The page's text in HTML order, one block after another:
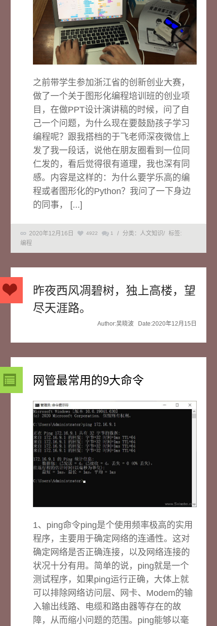
之前带学生参加浙江省的创新创业大赛，
做了一个关于图形化编程培训班的创业项
目，在做PPT设计演讲稿的时候，问了自
己一个问题，为什么现在要鼓励孩子学习
编程呢？跟我搭档的于飞老师深夜微信上
发了我一段话，说他在朋友圈看到一位同
仁发的，看后觉得很有道理，我也深有同
感。内容是这样的：为什么要学乐高的编
程或者图形化的Python？我问了一下身边
的同事， [...]
2020年12月16日 4922 1 / 分类：人文知识/
标签:
编程
昨夜西风凋碧树，独上高楼，望
尽天涯路。
Author:吴晓波 Date:2020年12月15日
网管最常用的9大命令
1、ping命令ping是个使用频率极高的实用
程序，主要用于确定网络的连通性。这对
确定网络是否正确连接，以及网络连接的
状况十分有用。简单的说，ping就是一个
测试程序，如果ping运行正确，大体上就
可以排除网络访问层、网卡、Modem的输
入输出线路、电缆和路由器等存在的故
障，从而缩小问题的范围。ping能够以毫